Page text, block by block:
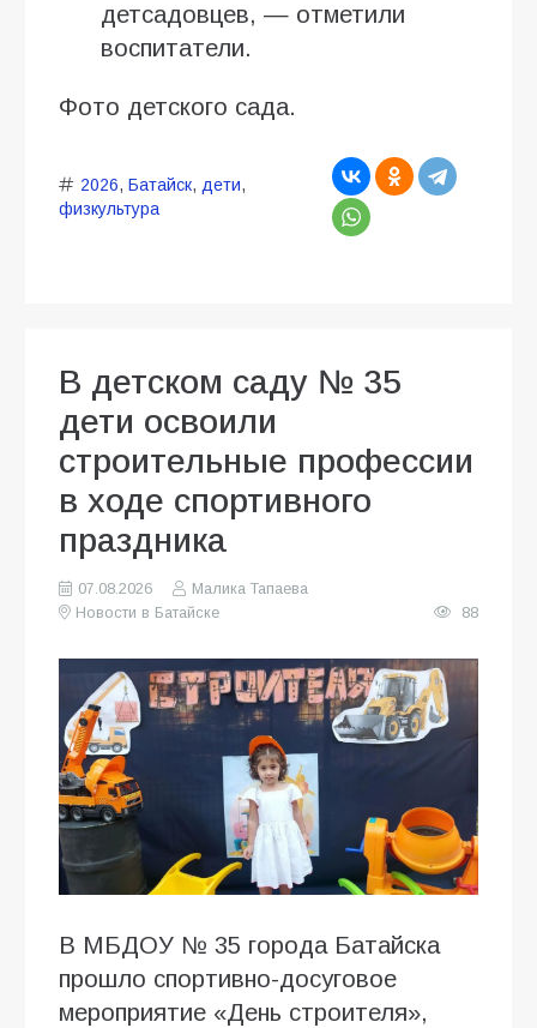
детсадовцев, — отметили
воспитатели.
Фото детского сада.
2026, Батайск, дети,
физкультура
В детском саду № 35
дети освоили
строительные профессии
в ходе спортивного
праздника
07.08.2026
Малика Тапаева
Новости в Батайске
88
В МБДОУ № 35 города Батайска
прошло спортивно-досуговое
мероприятие «День строителя»,